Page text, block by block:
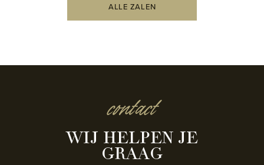
ALLE ZALEN
contact
WIJ HELPEN JE
GRAAG